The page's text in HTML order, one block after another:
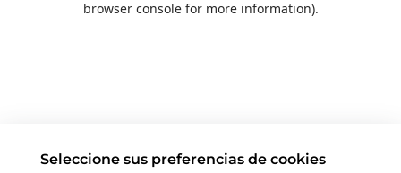
browser console for more information).
Seleccione sus preferencias de cookies